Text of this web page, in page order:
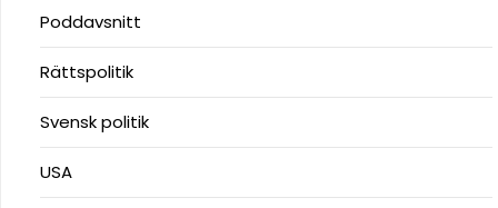
Poddavsnitt
Rättspolitik
Svensk politik
USA